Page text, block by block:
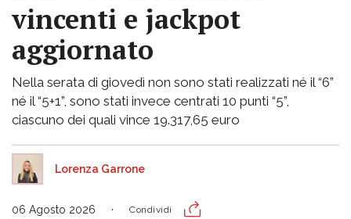
vincenti e jackpot
aggiornato
Nella serata di giovedì non sono stati realizzati né il “6”
né il “5+1”, sono stati invece centrati 10 punti “5”,
ciascuno dei quali vince 19.317,65 euro
Lorenza Garrone
06 Agosto 2026 Condividi